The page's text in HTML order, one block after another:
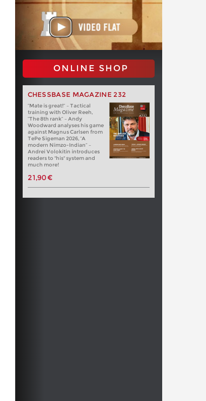
ONLINE SHOP
CHESSBASE MAGAZINE 232
“Mate is great!” – Tactical
training with Oliver Reeh,
“The 8th rank” – Andy
Woodward analyses his game
against Magnus Carlsen from
TePe Sigeman 2026, “A
modern Nimzo-Indian” –
Andrei Volokitin introduces
readers to "his" system and
much more!
21,90 €